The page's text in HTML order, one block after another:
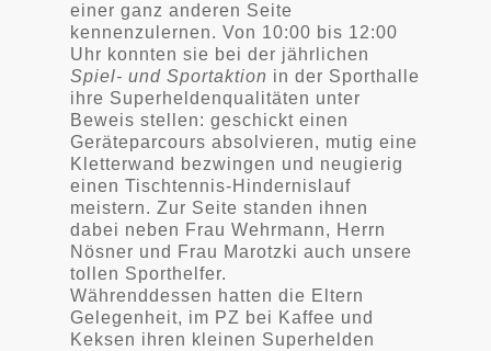
einer ganz anderen Seite
kennenzulernen. Von 10:00 bis 12:00
Uhr konnten sie bei der jährlichen
Spiel- und Sportaktion in der Sporthalle
ihre Superheldenqualitäten unter
Beweis stellen: geschickt einen
Geräteparcours absolvieren, mutig eine
Kletterwand bezwingen und neugierig
einen Tischtennis-Hindernislauf
meistern. Zur Seite standen ihnen
dabei neben Frau Wehrmann, Herrn
Nösner und Frau Marotzki auch unsere
tollen Sporthelfer.
Währenddessen hatten die Eltern
Gelegenheit, im PZ bei Kaffee und
Keksen ihren kleinen Superhelden